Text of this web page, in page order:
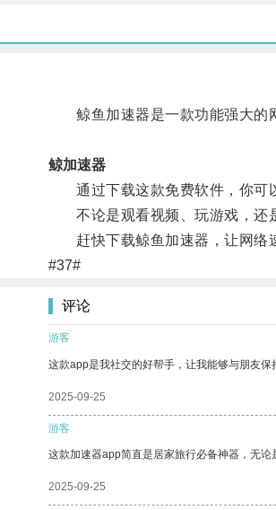
鲸鱼加速器是一款功能强大的网
鲸加速器
通过下载这款免费软件，你可以
不论是观看视频、玩游戏，还是
赶快下载鲸鱼加速器，让网络
#37#
评论
游客
这款app是我社交的好帮手，让我能够与朋友保
2025-09-25
游客
这款加速器app简直是居家旅行必备神器，无
2025-09-25